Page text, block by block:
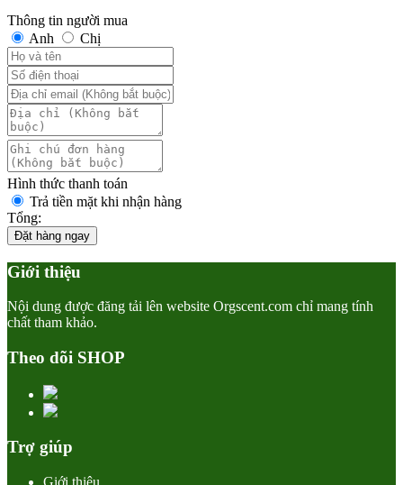
Thông tin người mua
Anh
Chị
Hình thức thanh toán
Trả tiền mặt khi nhận hàng
Tổng:
Đặt hàng ngay
Giới thiệu
Nội dung được đăng tải lên website Orgscent.com chỉ mang tính
chất tham khảo.
Theo dõi SHOP
Trợ giúp